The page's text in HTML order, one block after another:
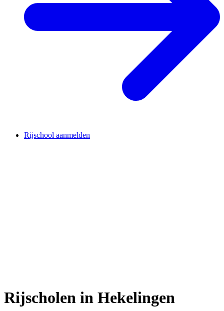
Rijschool aanmelden
Rijscholen in Hekelingen